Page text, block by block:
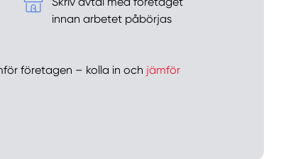
innan arbetet påbörjas
företagen – kolla in och jämför